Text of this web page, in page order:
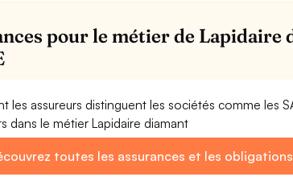
pour le métier de
les assureurs distinguent les sociétés comme les
dans le métier Lapidaire diamant
toutes les assurances et les